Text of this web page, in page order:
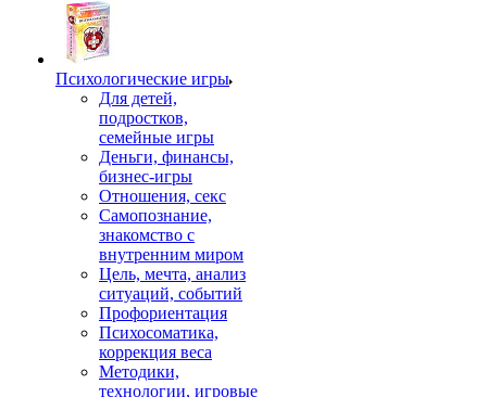
Психологические игры
Для детей,
подростков,
семейные игры
Деньги, финансы,
бизнес-игры
Отношения, секс
Самопознание,
знакомство с
внутренним миром
Цель, мечта, анализ
ситуаций, событий
Профориентация
Психосоматика,
коррекция веса
Методики,
технологии, игровые